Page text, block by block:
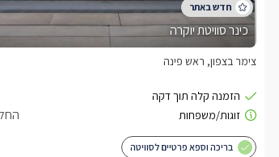
כינר סוויטת יוקרה
צימר בצפון, ראש פינה
החל
בריכה וספא פרטיים לסוויטה